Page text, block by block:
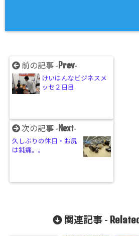
前の記事 -Prev-
けいはんなビジネスメ
ッセ２日目
次の記事 -Next-
久しぶりの休日・お尻
は鈍痛。。
関連記事 -